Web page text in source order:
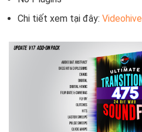
Chi tiết xem tại đây: Videohive